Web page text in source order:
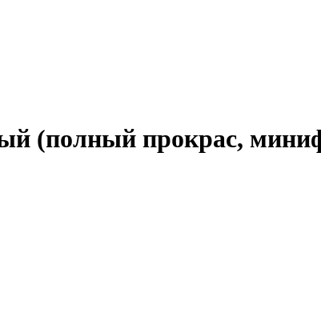
(полный прокрас,